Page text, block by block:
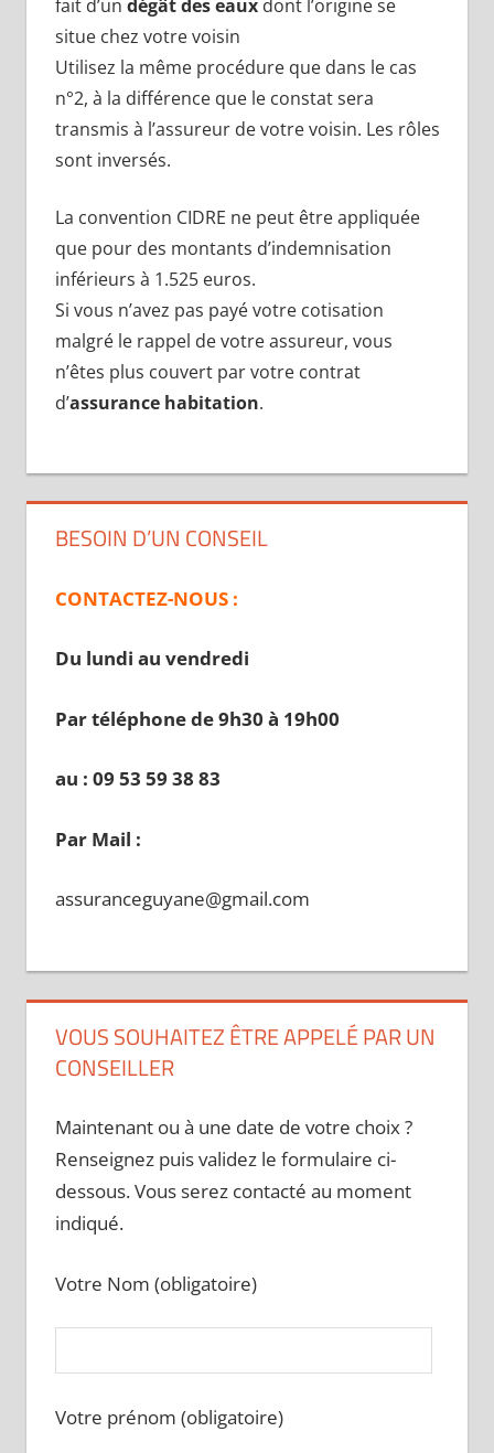
fait d’un dégât des eauxdont l’origine se
situe chez votre voisin
Utilisez la même procédure que dans le cas
n°2, à la différence que le constat sera
transmis à l’assureur de votre voisin. Les rôles
sont inversés.
La convention CIDRE ne peut être appliquée
que pour des montants d’indemnisation
inférieurs à 1.525 euros.
Si vous n’avez pas payé votre cotisation
malgré le rappel de votre assureur, vous
n’êtes plus couvert par votre contrat
d’assurance habitation.
BESOIN D’UN CONSEIL
CONTACTEZ-NOUS :
Du lundi au vendredi
Par téléphone de 9h30 à 19h00
au : 09 53 59 38 83
Par Mail :
assuranceguyane@gmail.com
VOUS SOUHAITEZ ÊTRE APPELÉ PAR UN
CONSEILLER
Maintenant ou à une date de votre choix ?
Renseignez puis validez le formulaire ci-
dessous. Vous serez contacté au moment
indiqué.
Votre Nom (obligatoire)
Votre prénom (obligatoire)